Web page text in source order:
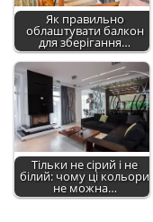
Як правильно
облаштувати балкон
для зберігання…
Тільки не сірий і не
білий: чому ці кольори
не можна…